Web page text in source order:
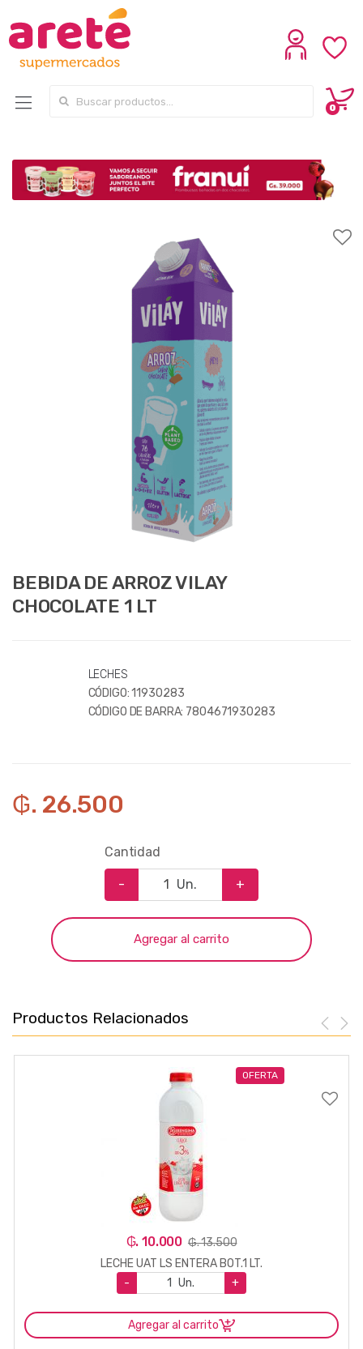
Search for:
0
BEBIDA DE ARROZ VILAY
CHOCOLATE 1 LT
LECHES
CÓDIGO:11930283
CÓDIGO DE BARRA: 7804671930283
₲. 26.500
Cantidad
- Un. +
Agregar al carrito
Productos Relacionados
OFERTA
₲. 10.000 ₲. 13.500
LECHE UAT LS ENTERA BOT.1 LT.
-
Un. +
Agregar al carrito